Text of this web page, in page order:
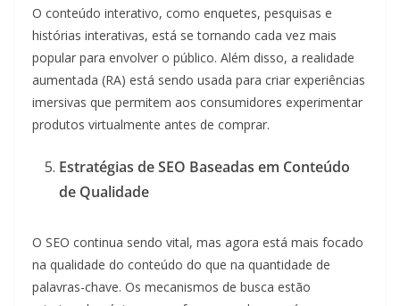
O conteúdo interativo, como enquetes, pesquisas e
histórias interativas, está se tornando cada vez mais
popular para envolver o público. Além disso, a realidade
aumentada (RA) está sendo usada para criar experiências
imersivas que permitem aos consumidores experimentar
produtos virtualmente antes de comprar.
Estratégias de SEO Baseadas em Conteúdo
de Qualidade
O SEO continua sendo vital, mas agora está mais focado
na qualidade do conteúdo do que na quantidade de
palavras-chave. Os mecanismos de busca estão